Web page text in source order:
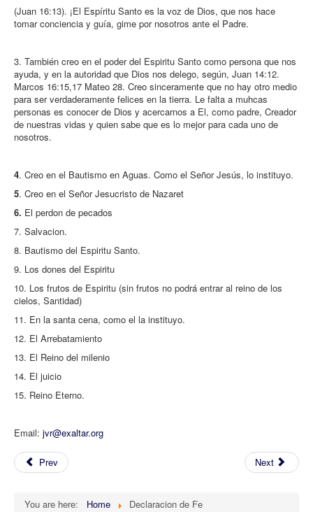
(Juan 16:13). ¡El Espíritu Santo es la voz de Dios, que nos hace
tomar conciencia y guía, gime por nosotros ante el Padre.
3. También creo en el poder del Espiritu Santo como persona que nos
ayuda, y en la autoridad que Dios nos delego, según, Juan 14:12.
Marcos 16:15,17 Mateo 28. Creo sinceramente que no hay otro medio
para ser verdaderamente felices en la tierra. Le falta a muhcas
personas es conocer de Dios y acercarnos a El, como padre, Creador
de nuestras vidas y quien sabe que es lo mejor para cada uno de
nosotros.
4. Creo en el Bautismo en Aguas. Como el Señor Jesús, lo instituyo.
5. Creo en el Señor Jesucristo de Nazaret
6. El perdon de pecados
7. Salvacion.
8. Bautismo del Espiritu Santo.
9. Los dones del Espiritu
10. Los frutos de Espiritu (sin frutos no podrá entrar al reino de los
cielos, Santidad)
11. En la santa cena, como el la instituyo.
12. El Arrebatamiento
13. El Reino del milenio
14. El juicio
15. Reino Eterno.
Email: jvr@exaltar.org
Prev Next
You are here: Home Declaracion de Fe